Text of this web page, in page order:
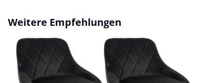
Produktgalerie überspringen
Weitere Empfehlungen